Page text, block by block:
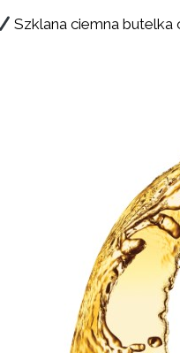
Szklana ciemna butelka